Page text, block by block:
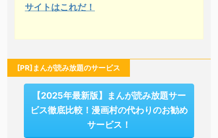
サイトはこれだ！
[PR]まんが読み放題のサービス
【2025年最新版】まんが読み放題サー
ビス徹底比較！漫画村の代わりのお勧め
サービス！